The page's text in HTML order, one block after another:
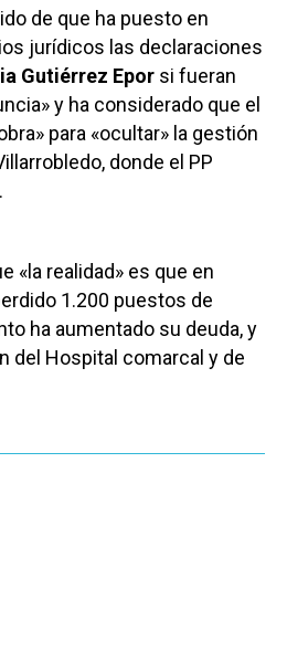
de que ha puesto en
jurídicos las declaraciones
Gutiérrez Epor si fueran
y ha considerado que el
para «ocultar» la gestión
donde el PP
«la realidad» es que en
1.200 puestos de
ha aumentado su deuda, y
del Hospital comarcal y de